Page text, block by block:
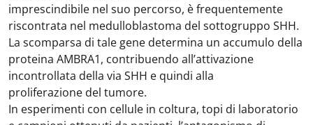
imprescindibile nel suo percorso, è frequentemente
riscontrata nel medulloblastoma del sottogruppo SHH.
La scomparsa di tale gene determina un accumulo della
proteina AMBRA1, contribuendo all’attivazione
incontrollata della via SHH e quindi alla
proliferazione del tumore.
In esperimenti con cellule in coltura, topi di laboratorio